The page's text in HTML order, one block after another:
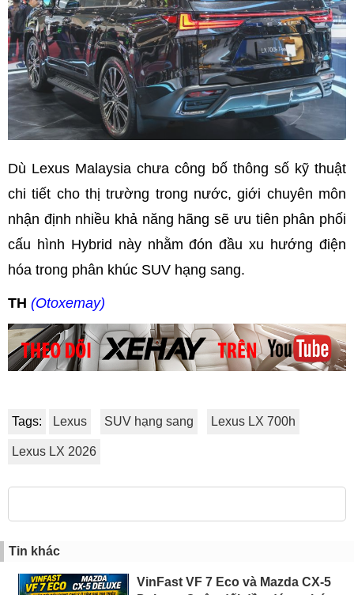
Dù Lexus Malaysia chưa công bố thông số kỹ thuật
chi tiết cho thị trường trong nước, giới chuyên môn
nhận định nhiều khả năng hãng sẽ ưu tiên phân phối
cấu hình Hybrid này nhằm đón đầu xu hướng điện
hóa trong phân khúc SUV hạng sang.
TH (Otoxemay)
Tags: Lexus SUV hạng sang Lexus LX 700h
Lexus LX 2026
Tin khác
VinFast VF 7 Eco và Mazda CX-5